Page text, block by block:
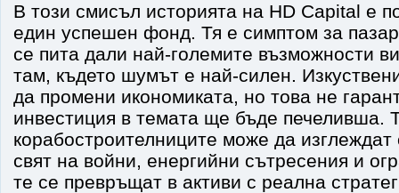
В този смисъл историята на HD Capital е
един успешен фонд. Тя е симптом за
се пита дали най-големите възможности
там, където шумът е най-силен.
да промени икономиката, но това не
инвестиция в темата ще бъде печеливша.
корабостроителниците може да
свят на войни, енергийни сътресения и
те се превръщат в активи с реална